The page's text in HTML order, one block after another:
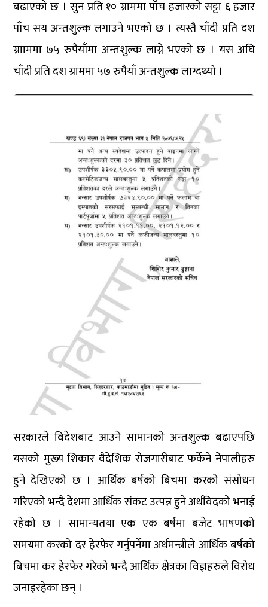
बढाएको छ । सुन प्रति १० ग्राममा पाँच हजारको सट्टा ६ हजार
पाँच सय अन्तशुल्क लगाउने भएको छ । त्यस्तै चाँदी प्रति दश
ग्रााममा ७५ रुपैयाँमा अन्तशुल्क लाग्ने भएको छ । यस अघि
चाँदी प्रति दश ग्राममा ५७ रुपैयाँ अन्तशुल्क लाग्दथ्यो ।
सरकारले विदेशबाट आउने सामानको अन्तशुल्क बढाएपछि
यसको मुख्य शिकार वैदेशिक रोजगारीबाट फर्केने नेपालीहरु
हुने देखिएको छ । आर्थिक बर्षको बिचमा करको संसोधन
गरिएको भन्दै देशमा आर्थिक संकट उत्पन्न हुने अर्थविदको भनाई
रहेको छ । सामान्यतया एक एक बर्षमा बजेट भाषणको
समयमा करको दर हेरफेर गर्नुपर्नेमा अर्थमन्त्रीले आर्थिक बर्षको
बिचमा कर हेरफेर गरेको भन्दै आर्थिक क्षेत्रका विज्ञहरुले विरोध
जनाइरहेका छन् ।